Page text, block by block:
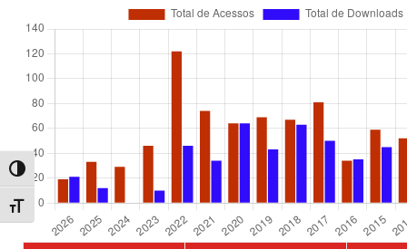
Alternar alto contraste
Alternar tamanho da fonte